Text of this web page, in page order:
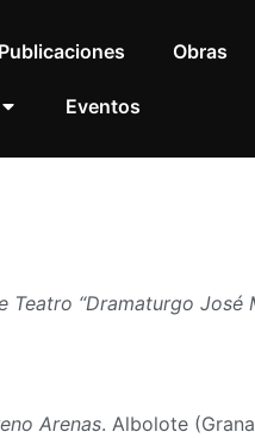
Publicaciones Obras
Eventos
Teatro “Dramaturgo José
Arenas. Albolote